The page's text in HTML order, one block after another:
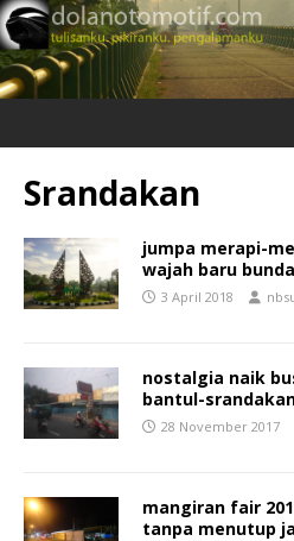
Srandakan
jumpa merapi-
wajah baru
3 April 2018
nostalgia naik
bantul-
28 November 2017
mangiran fair
tanpa menutup